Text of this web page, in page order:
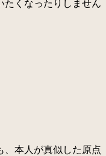
たくなったりしません
本人が真似した原点